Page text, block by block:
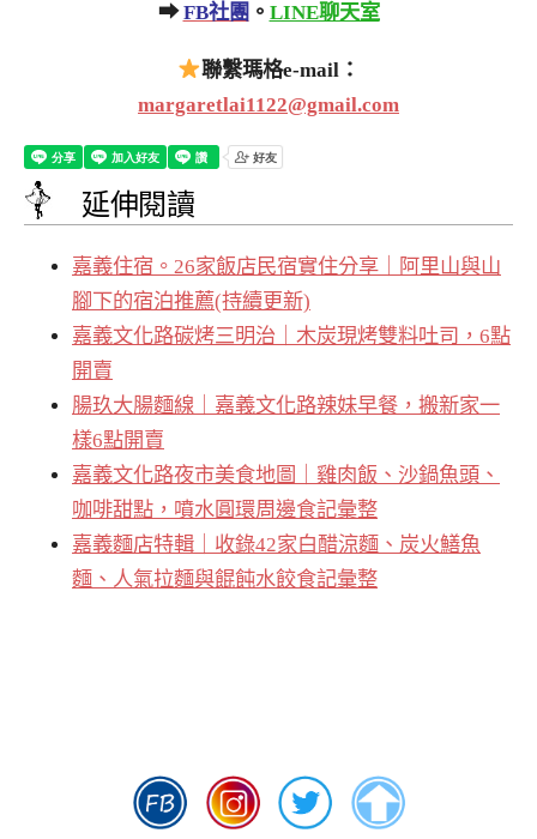
➡FB社團 。 LINE聊天室
聯繫瑪格e-mail：
margaretlai1122@gmail.com
延伸閱讀
嘉義住宿。26家飯店民宿實住分享｜阿里山與山
腳下的宿泊推薦(持續更新)
嘉義文化路碳烤三明治｜木炭現烤雙料吐司，6點
開賣
腸玖大腸麵線｜嘉義文化路辣妹早餐，搬新家一
樣6點開賣
嘉義文化路夜市美食地圖｜雞肉飯、沙鍋魚頭、
咖啡甜點，噴水圓環周邊食記彙整
嘉義麵店特輯｜收錄42家白醋涼麵、炭火鱔魚
麵、人氣拉麵與餛飩水餃食記彙整